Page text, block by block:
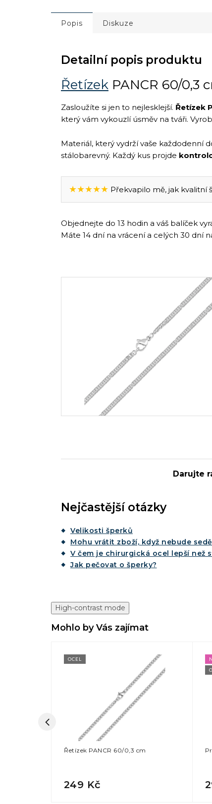
Popis Diskuze
Detailní popis produktu
Řetízek PANCR 60/0,3
Zasloužíte si jen to nejlesklejší. Řetízek
který vám vykouzlí úsměv na tváři.
Materiál, který vydrží vaše každodenní
stálobarevný. Každý kus projde
★★★★★ Překvapilo mě, jak kvalitní
Objednejte do 13 hodin a váš balíček
Máte 14 dní na vrácení a celých 30 dní
Darujte
Nejčastější otázky
Velikosti šperků
Mohu vrátit zboží, když nebude
V čem je chirurgická ocel lepší než
Jak pečovat o šperky?
High-contrast mode
Mohlo by Vás zajímat
OCEL
Řetízek PANCR 60/0,3 cm
249 Kč